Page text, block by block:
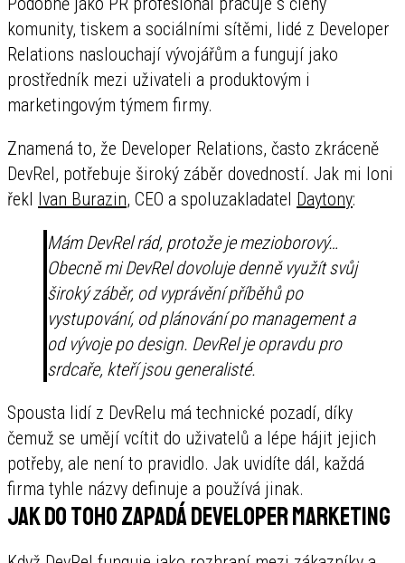
komunity, tiskem a sociálními sítěmi, lidé z Developer
Relations naslouchají vývojářům a fungují jako
prostředník mezi uživateli a produktovým i
marketingovým týmem firmy.
Znamená to, že Developer Relations, často zkráceně
DevRel, potřebuje široký záběr dovedností. Jak mi loni
řekl Ivan Burazin, CEO a spoluzakladatel Daytony:
Mám DevRel rád, protože je mezioborový…
Obecně mi DevRel dovoluje denně využít svůj
široký záběr, od vyprávění příběhů po
vystupování, od plánování po management a
od vývoje po design. DevRel je opravdu pro
srdcaře, kteří jsou generalisté.
Spousta lidí z DevRelu má technické pozadí, díky
čemuž se umějí vcítit do uživatelů a lépe hájit jejich
potřeby, ale není to pravidlo. Jak uvidíte dál, každá
firma tyhle názvy definuje a používá jinak.
Jak do toho zapadá Developer Marketing